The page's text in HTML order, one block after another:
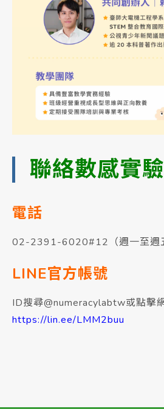
聯絡數感實
電話
02-2391-6020#12（週一至週
LINE官方帳號
ID搜尋@numeracylabtw或點擊
https://lin.ee/LMM2buu